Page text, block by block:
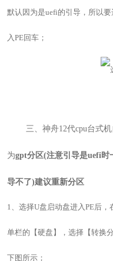
默认因为是uefi的引导，所以
入PE回车；
三、神舟12代cpu台式
为gpt分区(注意引导是uefi时
导不了)建议重新分区
1、选择U盘启动盘进入PE后，
单栏的【硬盘】，选择【转换
下图所示；